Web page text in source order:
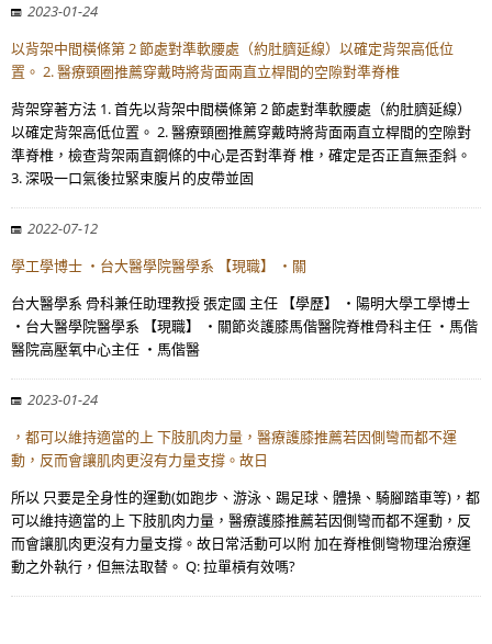
2023-01-24
以背架中間橫條第 2 節處對準軟腰處（約肚臍延線）以確定背架高低位
置。 2. 醫療頸圈推薦穿戴時將背面兩直立桿間的空隙對準脊椎
背架穿著方法 1. 首先以背架中間橫條第 2 節處對準軟腰處（約肚臍延線）
以確定背架高低位置。 2. 醫療頸圈推薦穿戴時將背面兩直立桿間的空隙對
準脊椎，檢查背架兩直鋼條的中心是否對準脊 椎，確定是否正直無歪斜。
3. 深吸一口氣後拉緊束腹片的皮帶並固
2022-07-12
學工學博士 ・台大醫學院醫學系 【現職】 ・關
台大醫學系 骨科兼任助理教授 張定國 主任 【學歷】 ・陽明大學工學博士
・台大醫學院醫學系 【現職】 ・關節炎護膝馬偕醫院脊椎骨科主任 ・馬偕
醫院高壓氧中心主任 ・馬偕醫
2023-01-24
，都可以維持適當的上 下肢肌肉力量，醫療護膝推薦若因側彎而都不運
動，反而會讓肌肉更沒有力量支撐。故日
所以 只要是全身性的運動(如跑步、游泳、踢足球、體操、騎腳踏車等)，都
可以維持適當的上 下肢肌肉力量，醫療護膝推薦若因側彎而都不運動，反
而會讓肌肉更沒有力量支撐。故日常活動可以附 加在脊椎側彎物理治療運
動之外執行，但無法取替。 Q: 拉單槓有效嗎?